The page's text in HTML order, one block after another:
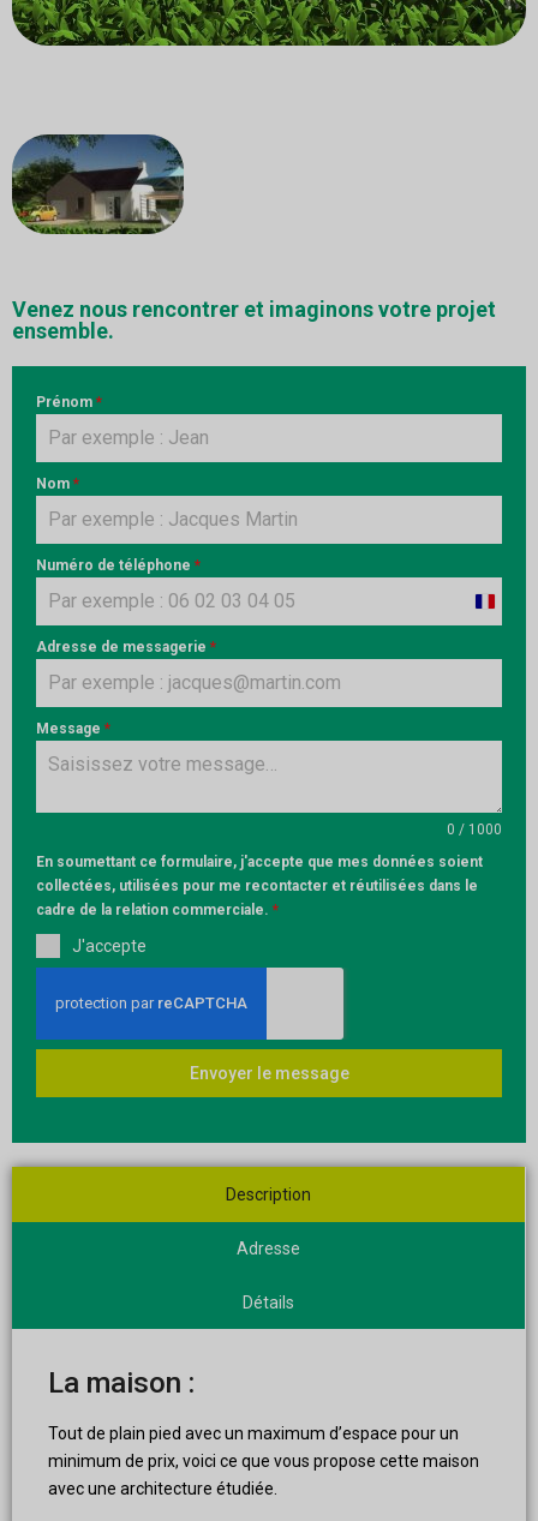
Venez nous rencontrer et imaginons votre projet
ensemble.
Prénom *
Nom *
Numéro de téléphone *
France
Adresse de messagerie *
Message *
0 / 1000
En soumettant ce formulaire, j'accepte que mes données soient
collectées, utilisées pour me recontacter et réutilisées dans le
cadre de la relation commerciale. *
J'accepte
Envoyer le message
Description
Adresse
Détails
La maison :
Tout de plain pied avec un maximum d’espace pour un
minimum de prix, voici ce que vous propose cette maison
avec une architecture étudiée.